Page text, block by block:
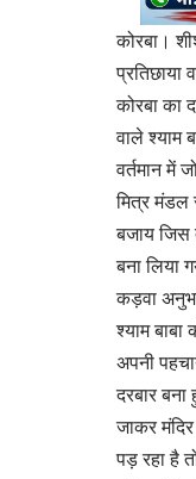
कोरबा।
प्रतिछाया
कोरबा का
वाले श्याम
वर्तमान में
मित्र मंडल
बजाय जिस
बना लिया
कड़वा
श्याम
अपनी
दरबार
जाकर
पड़ रहा है